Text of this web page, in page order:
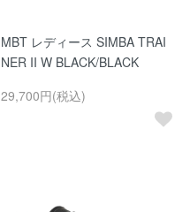
MBT レディース SIMBA TRAI
NER II W BLACK/BLACK
29,700円(税込)